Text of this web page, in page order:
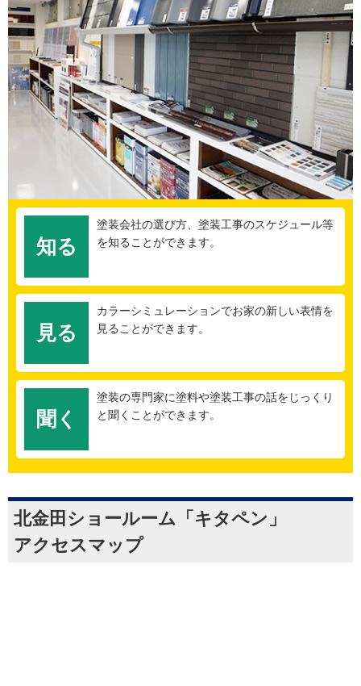
知る
塗装会社の選び方、塗装工事のスケジュール等
を知ることができます。
見る
カラーシミュレーションでお家の新しい表情を
見ることができます。
聞く
塗装の専門家に塗料や塗装工事の話をじっくり
と聞くことができます。
北金田ショールーム「キタペン」
アクセスマップ